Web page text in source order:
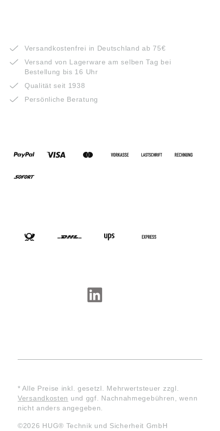
Versandkostenfrei in Deutschland ab 75€
Versand von Lagerware am selben Tag bei
Bestellung bis 16 Uhr
Qualität seit 1938
Persönliche Beratung
* Alle Preise inkl. gesetzl. Mehrwertsteuer zzgl.
Versandkosten und ggf. Nachnahmegebühren, wenn
nicht anders angegeben.
©2026 HUG® Technik und Sicherheit GmbH